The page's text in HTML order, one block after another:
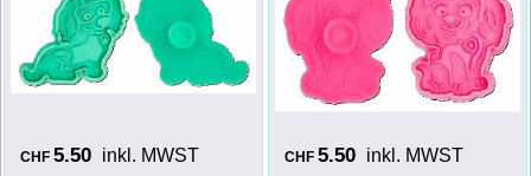
CHF 5.50 inkl. MWST CHF 5.50 inkl. MWST